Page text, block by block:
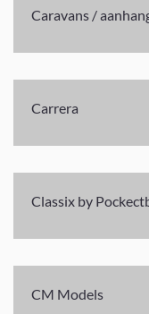
Caravans /
Carrera
Classix by
CM Models